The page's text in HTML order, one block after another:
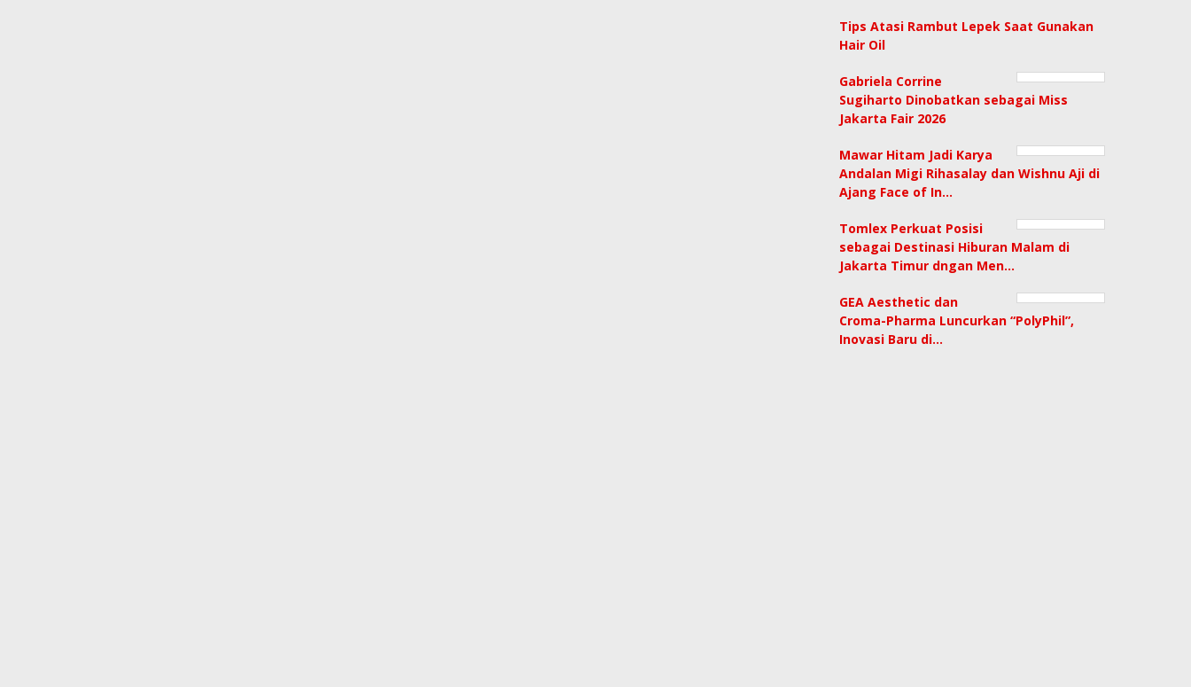
Tips Atasi Rambut Lepek Saat Gunakan
Hair Oil
Gabriela Corrine
Sugiharto Dinobatkan sebagai Miss
Jakarta Fair 2026
Mawar Hitam Jadi Karya
Andalan Migi Rihasalay dan Wishnu Aji di
Ajang Face of In…
Tomlex Perkuat Posisi
sebagai Destinasi Hiburan Malam di
Jakarta Timur dngan Men…
GEA Aesthetic dan
Croma-Pharma Luncurkan “PolyPhil”,
Inovasi Baru di…